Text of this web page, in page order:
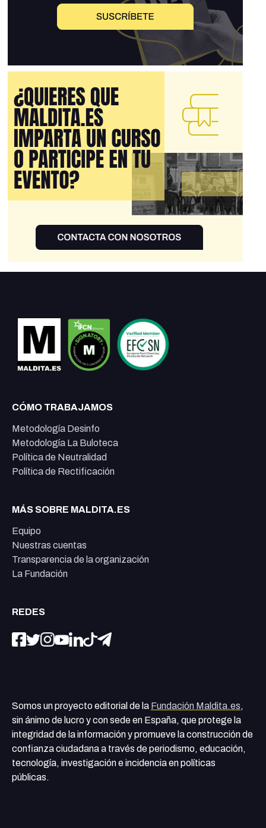
CÓMO TRABAJAMOS
Metodología Desinfo
Metodología La Buloteca
Política de Neutralidad
Política de Rectificación
MÁS SOBRE MALDITA.ES
Equipo
Nuestras cuentas
Transparencia de la organización
La Fundación
REDES
Somos un proyecto editorial de la Fundación Maldita.es,
sin ánimo de lucro y con sede en España, que protege la
integridad de la información y promueve la construcción de
confianza ciudadana a través de periodismo, educación,
tecnología, investigación e incidencia en políticas
públicas.